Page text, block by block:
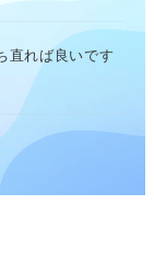
直れば良いです